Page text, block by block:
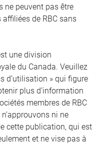
ne peuvent pas être
de RBC sans
une division
du Canada. Veuillez
d’utilisation » qui figure
plus d’information
membres de RBC
ni ne
cette publication, qui est
et ne vise pas à